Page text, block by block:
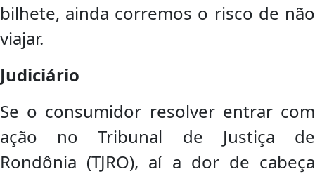
bilhete, ainda corremos o risco de não
viajar.
Judiciário
Se o consumidor resolver entrar com
ação no Tribunal de Justiça de
Rondônia (TJRO), aí a dor de cabeça